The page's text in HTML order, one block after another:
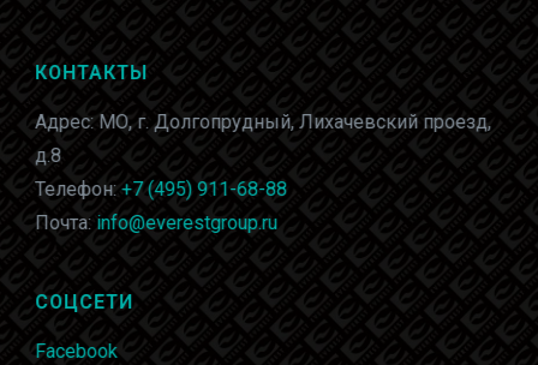
КОНТАКТЫ
Адрес: МО, г. Долгопрудный, Лихачевский проезд,
д.8
Телефон:+7 (495) 911-68-88
Почта: info@everestgroup.ru
СОЦСЕТИ
Facebook